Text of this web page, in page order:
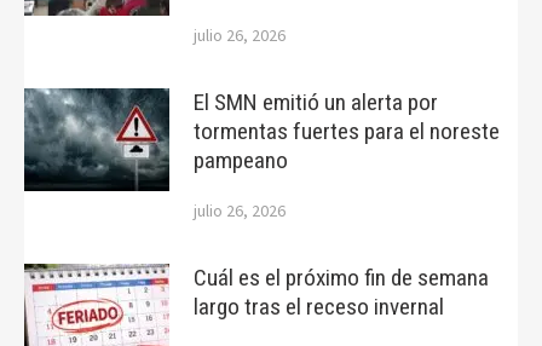
julio 26, 2026
El SMN emitió un alerta por
tormentas fuertes para el noreste
pampeano
julio 26, 2026
Cuál es el próximo fin de semana
largo tras el receso invernal